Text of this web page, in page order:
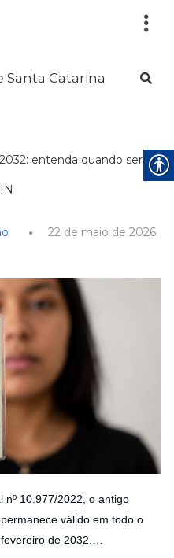
Santa Catarina
entenda quando será
22 de maio de 2026
nº 10.977/2022, o antigo
válido em todo o
de 2032.…